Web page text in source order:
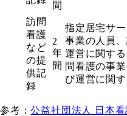
間
訪問
看護
など
の提
供記
録
2
年
間
指定居宅サ
事業の人員
運営に関す
問看護の事
び運営に関
参考：公益社団法人 日本